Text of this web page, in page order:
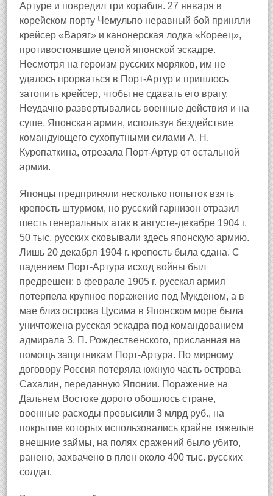
Артуре и повредил три корабля. 27 января в
корейском порту Чемульпо неравный бой приняли
крейсер «Варяг» и канонерская лодка «Кореец»,
противостоявшие целой японской эскадре.
Несмотря на героизм русских моряков, им не
удалось прорваться в Порт-Артур и пришлось
затопить крейсер, чтобы не сдавать его врагу.
Неудачно развертывались военные действия и на
суше. Японская армия, используя бездействие
командующего сухопутными силами А. Н.
Куропаткина, отрезала Порт-Артур от остальной
армии.
Японцы предприняли несколько попыток взять
крепость штурмом, но русский гарнизон отразил
шесть генеральных атак в августе-декабре 1904 г.
50 тыс. русских сковывали здесь японскую армию.
Лишь 20 декабря 1904 г. крепость была сдана. С
падением Порт-Артура исход войны был
предрешен: в феврале 1905 г. русская армия
потерпела крупное поражение под Мукденом, а в
мае близ острова Цусима в Японском море была
уничтожена русская эскадра под командованием
адмирала 3. П. Рождественского, присланная на
помощь защитникам Порт-Артура. По мирному
договору Россия потеряла южную часть острова
Сахалин, переданную Японии. Поражение на
Дальнем Востоке дорого обошлось стране,
военные расходы превысили 3 млрд руб., на
покрытие которых использовались крайне тяжелые
внешние займы, на полях сражений было убито,
ранено, захвачено в плен около 400 тыс. русских
солдат.